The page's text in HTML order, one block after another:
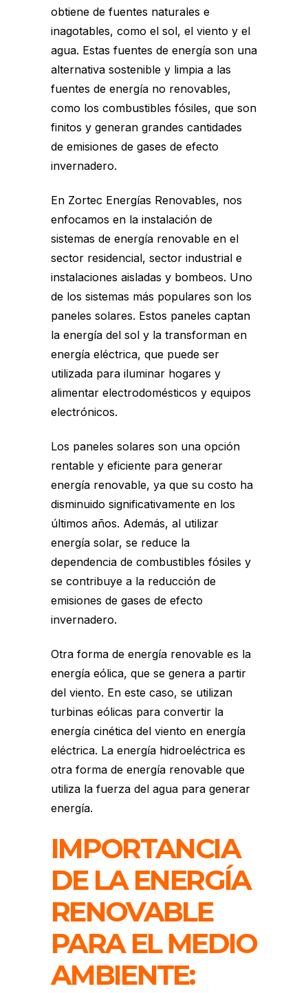
obtiene de fuentes naturales e
inagotables, como el sol, el viento y el
agua. Estas fuentes de energía son una
alternativa sostenible y limpia a las
fuentes de energía no renovables,
como los combustibles fósiles, que son
finitos y generan grandes cantidades
de emisiones de gases de efecto
invernadero.
En Zortec Energías Renovables, nos
enfocamos en la instalación de
sistemas de energía renovable en el
sector residencial, sector industrial e
instalaciones aisladas y bombeos. Uno
de los sistemas más populares son los
paneles solares. Estos paneles captan
la energía del sol y la transforman en
energía eléctrica, que puede ser
utilizada para iluminar hogares y
alimentar electrodomésticos y equipos
electrónicos.
Los paneles solares son una opción
rentable y eficiente para generar
energía renovable, ya que su costo ha
disminuido significativamente en los
últimos años. Además, al utilizar
energía solar, se reduce la
dependencia de combustibles fósiles y
se contribuye a la reducción de
emisiones de gases de efecto
invernadero.
Otra forma de energía renovable es la
energía eólica, que se genera a partir
del viento. En este caso, se utilizan
turbinas eólicas para convertir la
energía cinética del viento en energía
eléctrica. La energía hidroeléctrica es
otra forma de energía renovable que
utiliza la fuerza del agua para generar
energía.
IMPORTANCIA
DE LA ENERGÍA
RENOVABLE
PARA EL MEDIO
AMBIENTE: